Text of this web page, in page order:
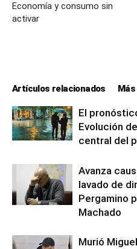
Economía y consumo sin
activar
Artículos relacionados
El
Evolución
central del
Avanza
lavado de
Pergamino
Machado
Murió